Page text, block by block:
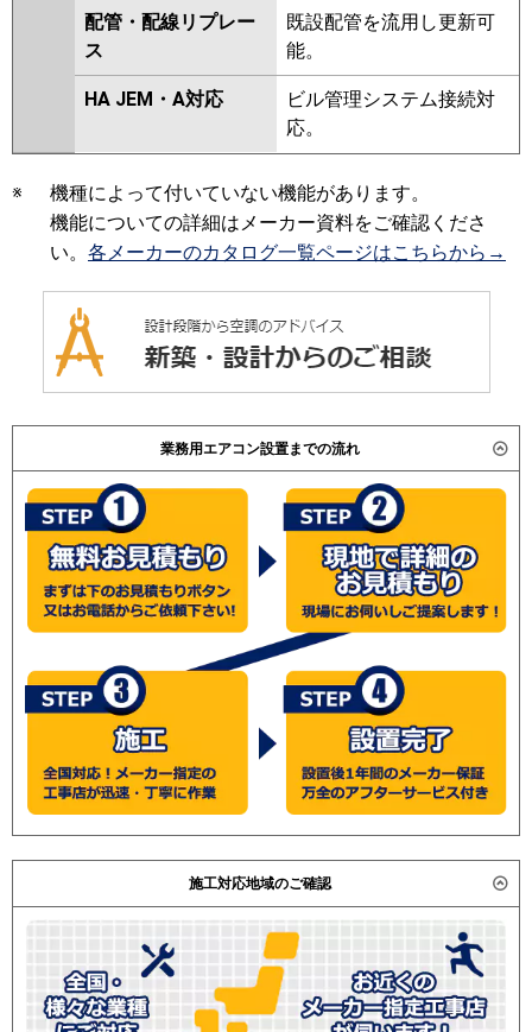
P160V6HDNB PA-P160T6HDB
PA-P160T6HDNB
PA-P160T6KDA PA-P160T6KDN1
PA-P160V6HDN PA-P160T6HDA
PA-P160T6HDN1
配管・配線リプレー
ス
既設配管を流用し更新可
能。
HA JEM・A対応
ビル管理システム接続対
応。
※
機種によって付いていない機能があります。
機能についての詳細はメーカー資料をご確認くださ
い。 各メーカーのカタログ一覧ページはこちらから→
業務用エアコン設置までの流れ
施工対応地域のご確認